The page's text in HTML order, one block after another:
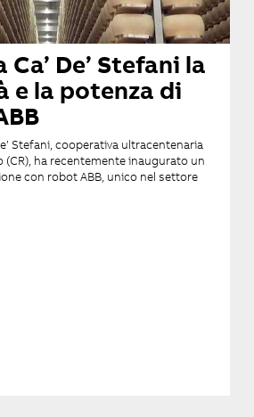
De’ Stefani la
e la potenza di
Stefani, cooperativa ultracentenaria
(CR), ha recentemente inaugurato un
con robot ABB, unico nel settore